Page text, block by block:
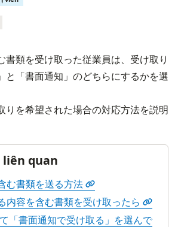
書類を受け取った従業員は、受け取り
と「書面通知」のどちらにするかを選
りを希望された場合の対応方法を説明
quan
む書類を送る方法
内容を含む書類を受け取ったら
「書面通知で受け取る」を選んで